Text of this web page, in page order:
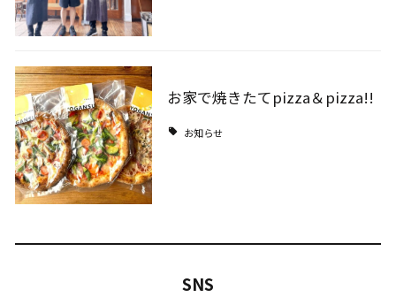
お家で焼きたてpizza＆pizza!!
お知らせ
SNS